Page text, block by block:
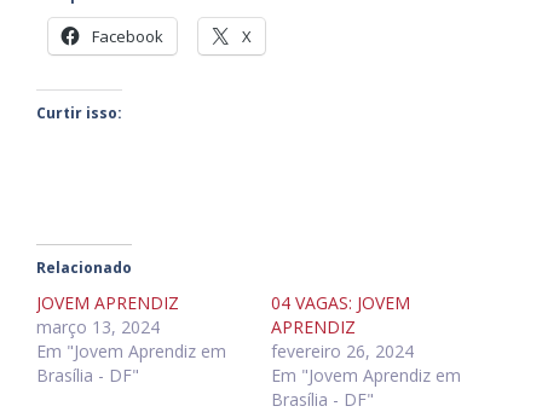
Facebook X
Curtir isso:
Relacionado
JOVEM APRENDIZ
março 13, 2024
Em "Jovem Aprendiz em
Brasília - DF"
04 VAGAS: JOVEM
APRENDIZ
fevereiro 26, 2024
Em "Jovem Aprendiz em
Brasília - DF"